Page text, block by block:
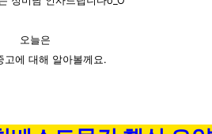
오늘은
고에 대해 알아볼께요.